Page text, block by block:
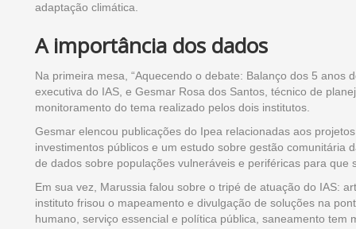
adaptação climática.
A importância dos dados
Na primeira mesa, “Aquecendo o debate: Balanço dos 5 anos
executiva do IAS, e Gesmar Rosa dos Santos, técnico de
monitoramento do tema realizado pelos dois institutos.
Gesmar elencou publicações do Ipea relacionadas aos
investimentos públicos e um estudo sobre gestão comunitária
de dados sobre populações vulneráveis e periféricas para que
Em sua vez, Marussia falou sobre o tripé de atuação do IAS:
instituto frisou o mapeamento e divulgação de soluções na
humano, serviço essencial e política pública, saneamento tem